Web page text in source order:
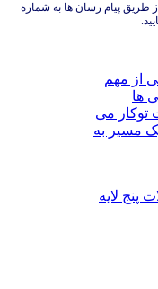
طریق پیام رسان ها به شماره
پنج لایه